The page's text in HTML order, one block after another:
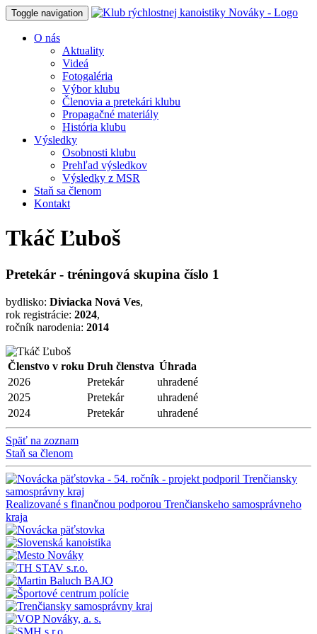
Toggle navigation
O nás
Aktuality
Videá
Fotogaléria
Výbor klubu
Členovia a pretekári klubu
Propagačné materiály
História klubu
Výsledky
Osobnosti klubu
Prehľad výsledkov
Výsledky z MSR
Staň sa členom
Kontakt
Tkáč Ľuboš
Pretekár - tréningová skupina číslo 1
bydlisko: Diviacka Nová Ves,
rok registrácie: 2024,
ročník narodenia: 2014
Členstvo v roku Druh členstva Úhrada
2026
Pretekár
uhradené
2025
Pretekár
uhradené
2024
Pretekár uhradené
Späť na zoznam
Staň sa členom
Realizované s finančnou podporou Trenčianskeho samosprávneho
kraja